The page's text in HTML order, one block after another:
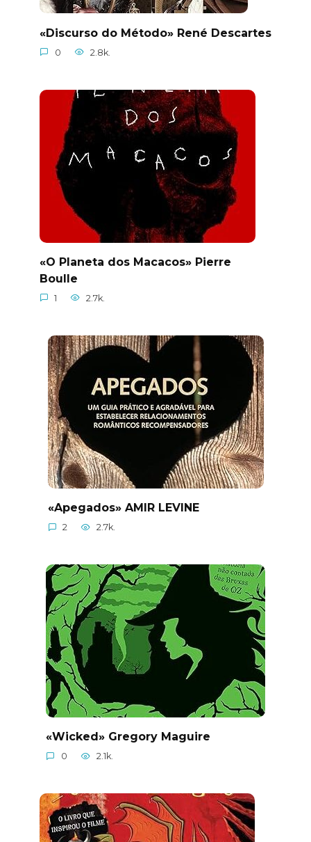
«Discurso do Método» René Descartes
0 2.8k.
«O Planeta dos Macacos» Pierre
Boulle
1 2.7k.
«Apegados» AMIR LEVINE
2 2.7k.
«Wicked» Gregory Maguire
0 2.1k.